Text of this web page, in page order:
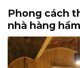
Phong cách
nhà hàng